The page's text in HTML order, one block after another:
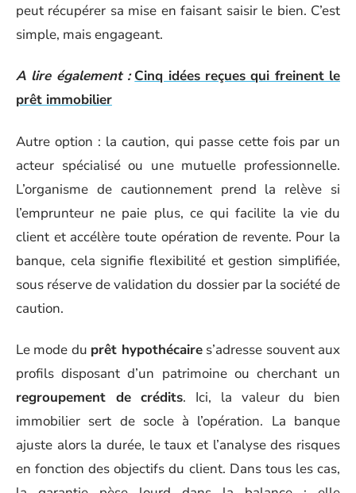
peut récupérer sa mise en faisant saisir le bien. C’est
simple, mais engageant.
A lire également : Cinq idées reçues qui freinent le
prêt immobilier
Autre option : la caution, qui passe cette fois par un
acteur spécialisé ou une mutuelle professionnelle.
L’organisme de cautionnement prend la relève si
l’emprunteur ne paie plus, ce qui facilite la vie du
client et accélère toute opération de revente. Pour la
banque, cela signifie flexibilité et gestion simplifiée,
sous réserve de validation du dossier par la société de
caution.
Le mode du prêt hypothécaires’adresse souvent aux
profils disposant d’un patrimoine ou cherchant un
regroupement de crédits. Ici, la valeur du bien
immobilier sert de socle à l’opération. La banque
ajuste alors la durée, le taux et l’analyse des risques
en fonction des objectifs du client. Dans tous les cas,